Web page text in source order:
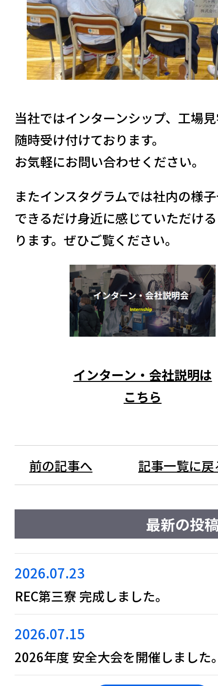
当社ではインターンシップ、工場
随時受け付けております。
お気軽にお問い合わせください。
またインスタグラムでは社内の様
できるだけ身近に感じていただけ
ります。ぜひご覧ください。
インターン・会社説明は
こちら
前の記事へ 記事一覧に戻
最新の投
2026.07.23
REC第三寮 完成しました。
2026.07.15
2026年度 安全大会を開催しました